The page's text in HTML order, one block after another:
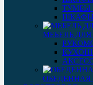
ТУМБЫ
МЕБЕЛЬ
ОБЕДЕННАЯ